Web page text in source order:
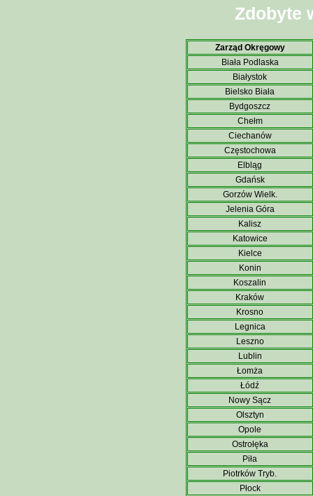
Zdobyte
Zarząd Okręgowy
Biała Podlaska
Białystok
Bielsko Biała
Bydgoszcz
Chełm
Ciechanów
Częstochowa
Elbląg
Gdańsk
Gorzów Wielk.
Jelenia Góra
Kalisz
Katowice
Kielce
Konin
Koszalin
Kraków
Krosno
Legnica
Leszno
Lublin
Łomża
Łódź
Nowy Sącz
Olsztyn
Opole
Ostrołęka
Piła
Piotrków Tryb.
Płock